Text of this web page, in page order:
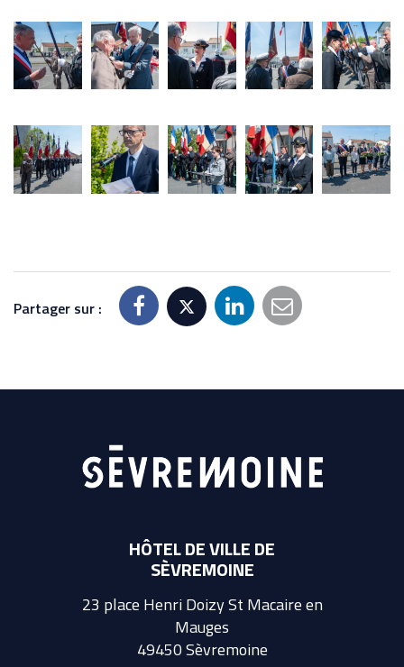
Partager sur :
HÔTEL DE VILLE DE
SÈVREMOINE
23 place Henri Doizy St Macaire en
Mauges
49450 Sèvremoine